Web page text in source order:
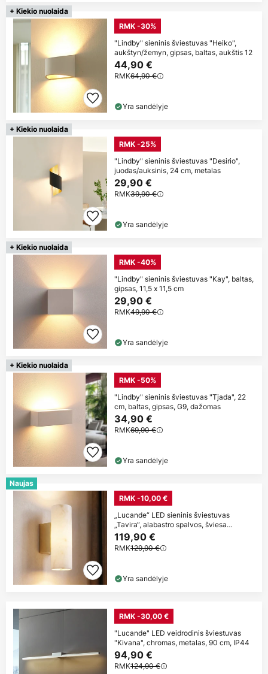
+ Kiekio nuolaida
RMK -30%
"Lindby" sieninis šviestuvas "Heiko",
aukštyn/žemyn, gipsas, baltas, aukštis 12
44,90 €
RMK64,90 €
Yra sandėlyje
+ Kiekio nuolaida
RMK -25%
"Lindby" sieninis šviestuvas "Desirio",
juodas/auksinis, 24 cm, metalas
29,90 €
RMK39,90 €
Yra sandėlyje
+ Kiekio nuolaida
RMK -40%
"Lindby" sieninis šviestuvas "Kay", baltas,
gipsas, 11,5 x 11,5 cm
29,90 €
RMK49,90 €
Yra sandėlyje
+ Kiekio nuolaida
RMK -50%
"Lindby" sieninis šviestuvas "Tjada", 22
cm, baltas, gipsas, G9, dažomas
34,90 €
RMK69,90 €
Yra sandėlyje
Naujas
RMK -10,00 €
„Lucande“ LED sieninis šviestuvas
„Tavira“, alabastro spalvos, šviesa
nukreipta
119,90 €
RMK129,90 €
Yra sandėlyje
RMK -30,00 €
"Lucande" LED veidrodinis šviestuvas
"Kivana", chromas, metalas, 90 cm, IP44
94,90 €
RMK124,90 €